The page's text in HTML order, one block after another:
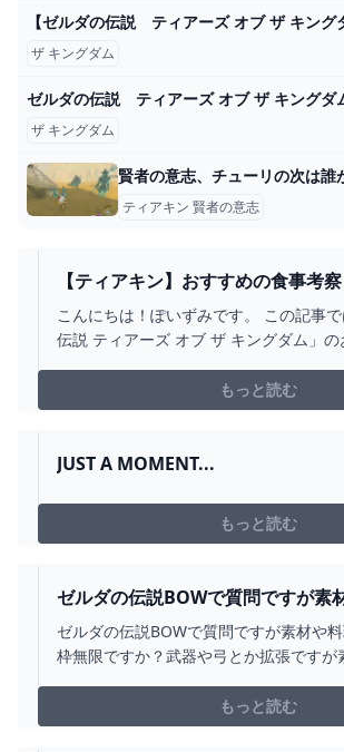
ザ キングダム
ザ キングダム
ティアキン 賢者の意志
【ティアキン】おすすめの食事考
｜ ぽいずみのアトリエ
こんにちは！ぽいずみです。 この記事
伝説 ティアーズ オブ ザ キングダム」
食事。 肉、果物、キノコ、野菜、草、魚
材料 …
もっと読む
JUST A MOMENT...
もっと読む
ゼルダの伝説BOWで質問ですが素
チって枠無限です... - YAHOO!知恵
ゼルダの伝説BOWで質問ですが素材や
枠無限ですか？武器や弓とか拡張ですが
か？ 素材や料理ポーチは上限60枠です
もっと読む